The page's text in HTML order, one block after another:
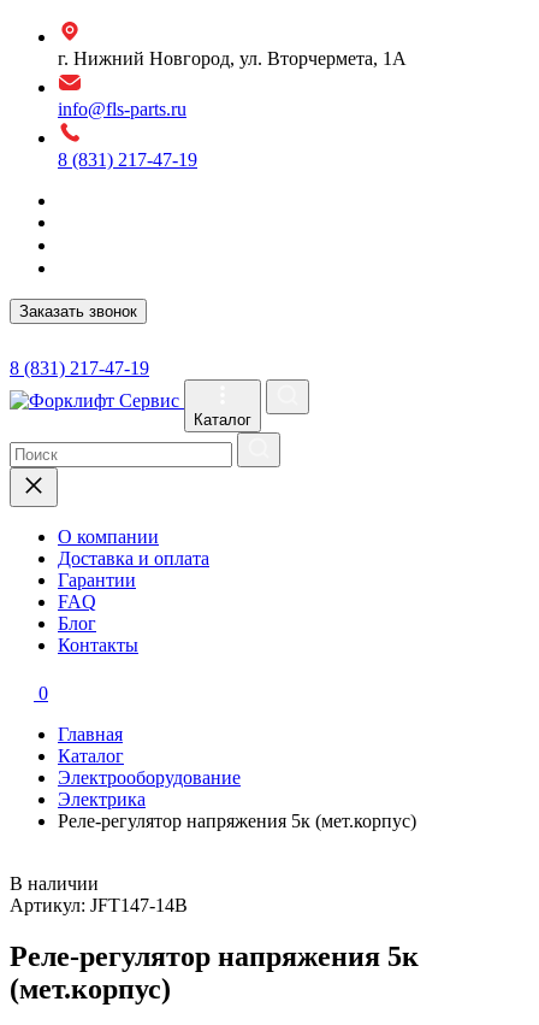
г. Нижний Новгород, ул. Вторчермета, 1А
info@fls-parts.ru
8 (831) 217-47-19
Заказать звонок
8 (831) 217-47-19
Каталог
О компании
Доставка и оплата
Гарантии
FAQ
Блог
Контакты
0
Главная
Каталог
Электрооборудование
Электрика
Реле-регулятор напряжения 5к (мет.корпус)
В наличии
Артикул: JFT147-14B
Реле-регулятор напряжения 5к
(мет.корпус)